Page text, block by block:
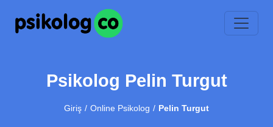
Psikolog Pelin Turgut
Giriş Online Psikolog Pelin Turgut